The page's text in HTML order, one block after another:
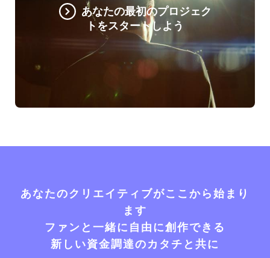
あなたの最初のプロジェク
トをスタートしよう
あなたのクリエイティブがここから始まり
ます
ファンと一緒に自由に創作できる
新しい資金調達のカタチと共に